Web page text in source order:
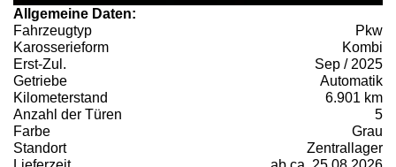
Allgemeine Daten:
Fahrzeugtyp
Pkw
Karosserieform
Kombi
Erst-Zul.
Sep / 2025
Getriebe
Automatik
Kilometerstand
6.901 km
Anzahl der Türen
5
Farbe
Grau
Standort
Zentrallager